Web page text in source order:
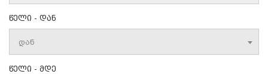
წელი - დან
დან
წელი - მდე